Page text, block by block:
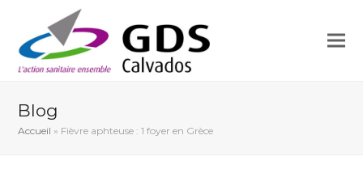
Blog
Accueil » Fièvre aphteuse : 1 foyer en Grèce